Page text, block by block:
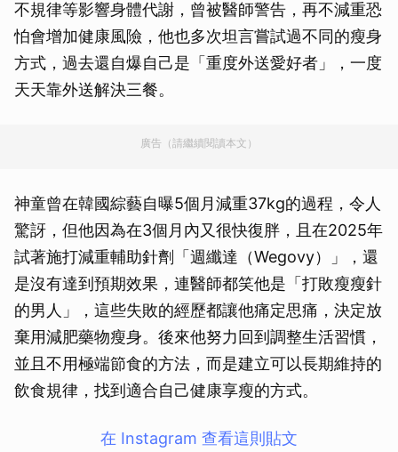
不規律等影響身體代謝，曾被醫師警告，再不減重恐
怕會增加健康風險，他也多次坦言嘗試過不同的瘦身
方式，過去還自爆自己是「重度外送愛好者」，一度
天天靠外送解決三餐。
廣告（請繼續閱讀本文）
神童曾在韓國綜藝自曝5個月減重37kg的過程，令人
驚訝，但他因為在3個月內又很快復胖，且在2025年
試著施打減重輔助針劑「週纖達（Wegovy）」，還
是沒有達到預期效果，連醫師都笑他是「打敗瘦瘦針
的男人」，這些失敗的經歷都讓他痛定思痛，決定放
棄用減肥藥物瘦身。後來他努力回到調整生活習慣，
並且不用極端節食的方法，而是建立可以長期維持的
飲食規律，找到適合自己健康享瘦的方式。
在 Instagram 查看這則貼文